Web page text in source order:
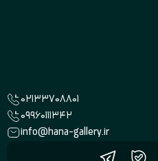
02133708801
09960111342
info@hana-gallery.ir